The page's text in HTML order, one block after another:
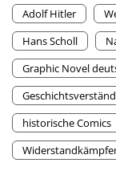
Adolf Hitler
Hans Scholl
Graphic Novel
historische Comics